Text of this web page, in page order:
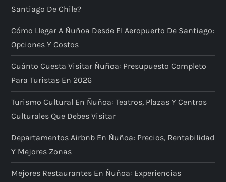
Santiago De Chile?
Cómo Llegar A Ñuñoa Desde El Aeropuerto De Santiago:
Opciones Y Costos
Cuánto Cuesta Visitar Ñuñoa: Presupuesto Completo
Para Turistas En 2026
Turismo Cultural En Ñuñoa: Teatros, Plazas Y Centros
Culturales Que Debes Visitar
Departamentos Airbnb En Ñuñoa: Precios, Rentabilidad
Y Mejores Zonas
Mejores Restaurantes En Ñuñoa: Experiencias